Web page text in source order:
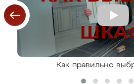
Как правильно